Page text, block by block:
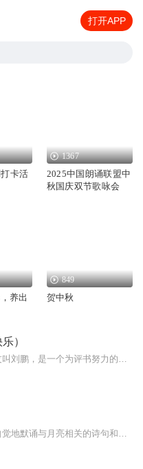
打开APP
卡活
1367
2025中国朗诵联盟中
秋国庆双节歌咏会
养出
849
贺中秋
）